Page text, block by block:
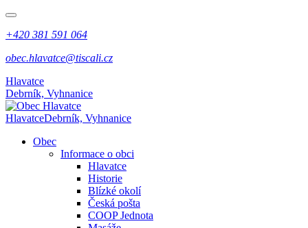
+420 381 591 064
obec.hlavatce@tiscali.cz
Hlavatce
Debrník, Vyhnanice
HlavatceDebrník, Vyhnanice
Obec
Informace o obci
Hlavatce
Historie
Blízké okolí
Česká pošta
COOP Jednota